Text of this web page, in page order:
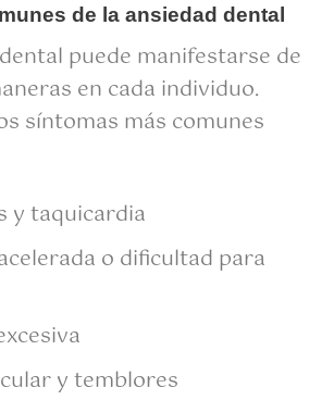
de la ansiedad dental
puede manifestarse de
en cada individuo.
síntomas más comunes
y taquicardia
o dificultad para
y temblores